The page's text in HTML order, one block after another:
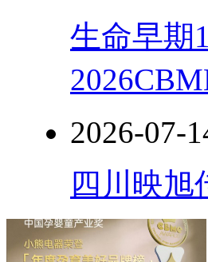
生命早期
2026-07-
四川映